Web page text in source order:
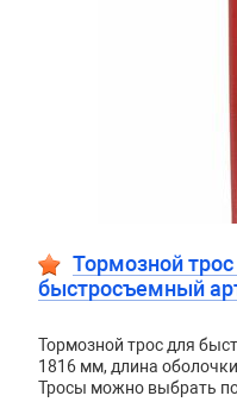
Тормозной
быстросъемный
Тормозной трос для
1816 мм, длина
Тросы можно выбрать по